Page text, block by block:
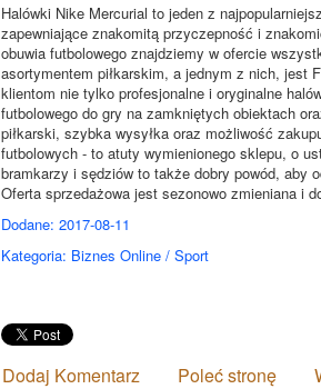
Halówki Nike Mercurial to jeden z
zapewniające znakomitą przyczepność i
obuwia futbolowego znajdziemy w ofercie
asortymentem piłkarskim, a jednym z nich, jest
klientom nie tylko profesjonalne i oryginalne
futbolowego do gry na zamkniętych obiektach
piłkarski, szybka wysyłka oraz możliwość
futbolowych - to atuty wymienionego sklepu, o
bramkarzy i sędziów to także dobry powód, aby
Oferta sprzedażowa jest sezonowo zmieniana i
Dodane: 2017-08-11
Kategoria: Biznes Online / Sport
Dodaj Komentarz Poleć stronę